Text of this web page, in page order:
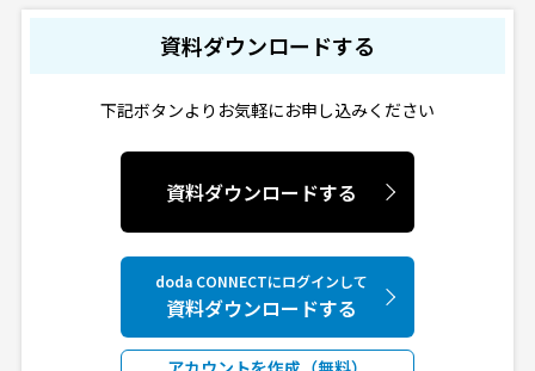
資料ダウンロードする
下記ボタンよりお気軽にお申し込みください
資料ダウンロードする
doda CONNECTにログインして
資料ダウンロードする